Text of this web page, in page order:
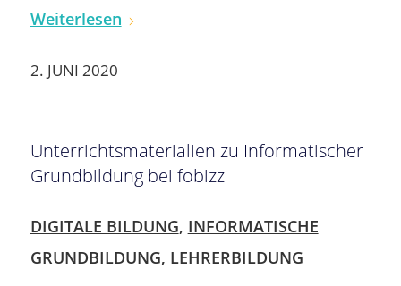
Weiterlesen
2. JUNI 2020
Unterrichtsmaterialien zu Informatischer
Grundbildung bei fobizz
DIGITALE BILDUNG, INFORMATISCHE
GRUNDBILDUNG, LEHRERBILDUNG